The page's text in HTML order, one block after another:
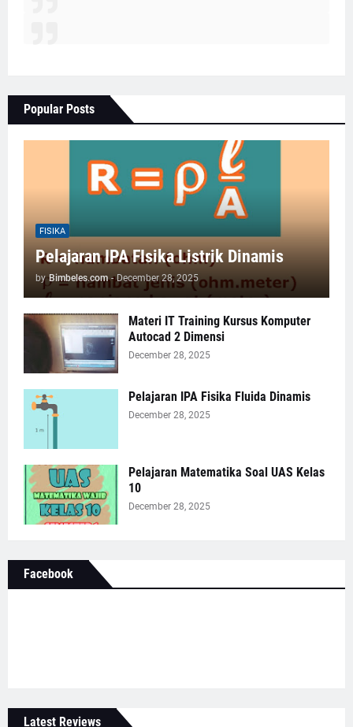
Popular Posts
FISIKA
Pelajaran IPA FIsika Listrik Dinamis
by Bimbeles.com - December 28, 2025
Materi IT Training Kursus Komputer
Autocad 2 Dimensi
December 28, 2025
Pelajaran IPA Fisika Fluida Dinamis
December 28, 2025
Pelajaran Matematika Soal UAS Kelas
10
December 28, 2025
Facebook
Latest Reviews